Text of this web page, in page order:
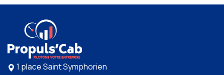
1 place Saint Symphorien